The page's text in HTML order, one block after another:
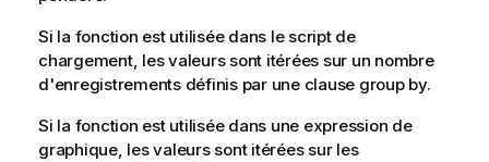
Si la fonction est utilisée dans le script de
chargement, les valeurs sont itérées sur un nombre
d'enregistrements définis par une clause group by.
Si la fonction est utilisée dans une expression de
graphique, les valeurs sont itérées sur les